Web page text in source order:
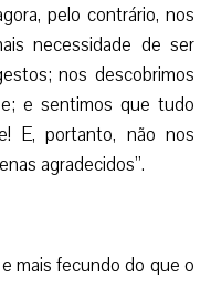
pelo contrário, nos
necessidade de ser
nos descobrimos
e sentimos que tudo
E, portanto, não nos
agradecidos”.
mais fecundo do que o